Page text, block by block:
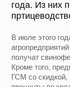
года. Из них
В июле этого
получат
Кроме того,
ГСМ со скидкой,